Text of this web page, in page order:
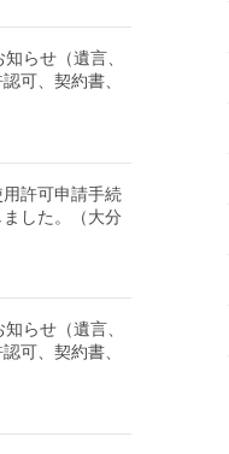
らせ（遺言、
可、契約書、
許可申請手続
した。（大分
らせ（遺言、
可、契約書、